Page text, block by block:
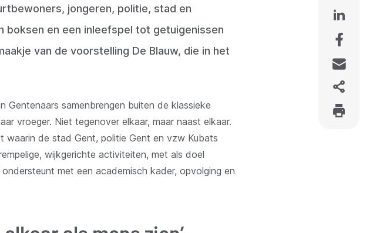
jongeren, politie, stad en
boksen en een inleefspel tot getuigenissen
van de voorstelling De Blauw, die in het
samenbrengen buiten de klassieke
vroeger. Niet tegenover elkaar, maar naast elkaar.
waarin de stad Gent, politie Gent en vzw Kubats
wijkgerichte activiteiten, met als doel
met een academisch kader, opvolging en